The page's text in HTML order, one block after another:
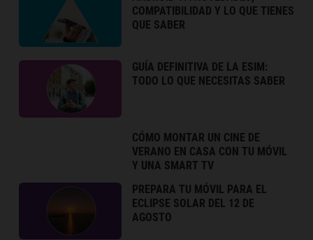
COMPATIBILIDAD Y LO QUE TIENES
QUE SABER
GUÍA DEFINITIVA DE LA ESIM:
TODO LO QUE NECESITAS SABER
CÓMO MONTAR UN CINE DE
VERANO EN CASA CON TU MÓVIL
Y UNA SMART TV
PREPARA TU MÓVIL PARA EL
ECLIPSE SOLAR DEL 12 DE
AGOSTO